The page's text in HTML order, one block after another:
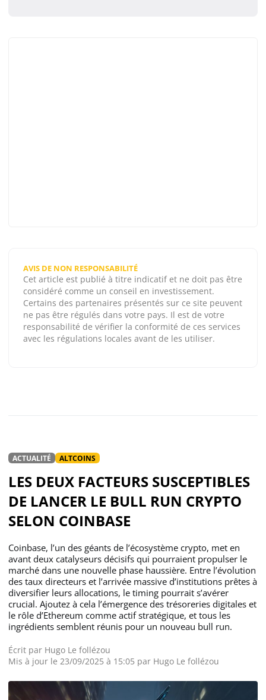
AVIS DE NON RESPONSABILITÉ
Cet article est publié à titre indicatif et ne doit pas être
considéré comme un conseil en investissement.
Certains des partenaires présentés sur ce site peuvent
ne pas être régulés dans votre pays. Il est de votre
responsabilité de vérifier la conformité de ces services
avec les régulations locales avant de les utiliser.
ACTUALITÉ ALTCOINS
LES DEUX FACTEURS SUSCEPTIBLES
DE LANCER LE BULL RUN CRYPTO
SELON COINBASE
Coinbase, l’un des géants de l’écosystème crypto, met en
avant deux catalyseurs décisifs qui pourraient propulser le
marché dans une nouvelle phase haussière. Entre l’évolution
des taux directeurs et l’arrivée massive d’institutions prêtes à
diversifier leurs allocations, le timing pourrait s’avérer
crucial. Ajoutez à cela l’émergence des trésoreries digitales et
le rôle d’Ethereum comme actif stratégique, et tous les
ingrédients semblent réunis pour un nouveau bull run.
Écrit par Hugo Le follézou
Mis à jour le 23/09/2025 à 15:05 par Hugo Le follézou